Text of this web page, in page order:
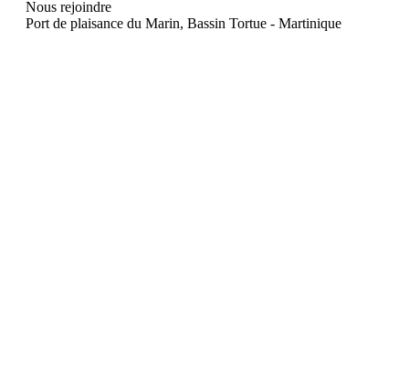
Nous rejoindre
Port de plaisance du Marin, Bassin Tortue - Martinique